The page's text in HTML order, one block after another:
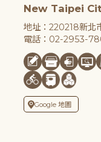
New Taipei
地址：220218新北
電話：02-2953-
Google 地圖